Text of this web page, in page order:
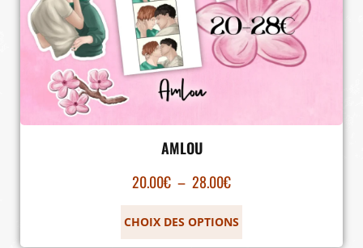
AMLOU
20.00€ – 28.00€
CHOIX DES OPTIONS